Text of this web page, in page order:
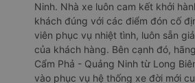
Ninh. Nhà xe luôn cam kết khởi
khách đúng với các điểm đón cố
viên phục vụ nhiệt tình, luôn sẵn
của khách hàng. Bên cạnh đó,
Cẩm Phả - Quảng Ninh từ Long
vào phục vụ hệ thống xe đời mới